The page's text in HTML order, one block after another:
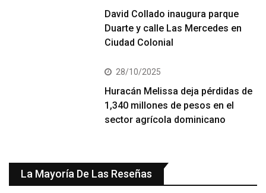
David Collado inaugura parque
Duarte y calle Las Mercedes en
Ciudad Colonial
28/10/2025
Huracán Melissa deja pérdidas de
1,340 millones de pesos en el
sector agrícola dominicano
La Mayoría De Las Reseñas